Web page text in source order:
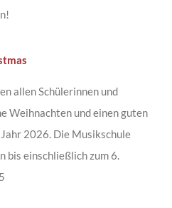
allen Schülerinnen und
Weihnachten und einen guten
2026. Die Musikschule
bis einschließlich zum 6.